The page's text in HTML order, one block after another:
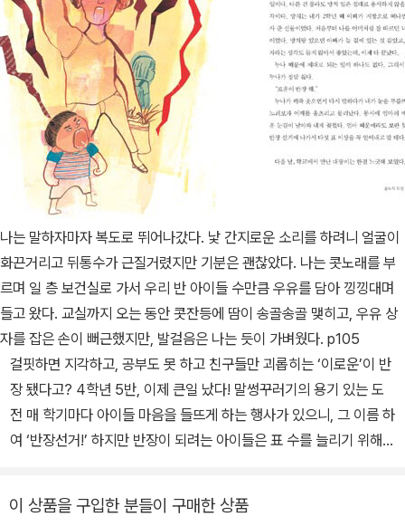
나는 말하자마자 복도로 뛰어나갔다. 낯 간지로운 소리를 하려니 얼굴이
화끈거리고 뒤통수가 근질거렸지만 기분은 괜찮았다. 나는 콧노래를 부
르며 일 층 보건실로 가서 우리 반 아이들 수만큼 우유를 담아 낑낑대며
들고 왔다. 교실까지 오는 동안 콧잔등에 땀이 송골송골 맺히고, 우유 상
자를 잡은 손이 뻐근했지만, 발걸음은 나는 듯이 가벼웠다. p105
걸핏하면 지각하고, 공부도 못 하고 친구들만 괴롭히는 ‘이로운’이 반
장 됐다고? 4학년 5반, 이제 큰일 났다! 말썽꾸러기의 용기 있는 도
전 매 학기마다 아이들 마음을 들뜨게 하는 행사가 있으니, 그 이름 하
여 ‘반장선거!’ 하지만 반장이 되려는 아이들은 표 수를 늘리기 위해
은 이런 반장 선거를 소재로 한 창작동화로, 반장이 되기 위해 고군분
이 상품을 구입한 분들이 구매한 상품